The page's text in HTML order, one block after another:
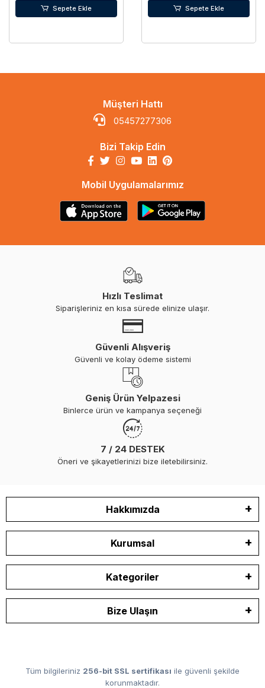
Sepete Ekle Sepete Ekle
Müşteri Hattı
05457277306
Bizi Takip Edin
Mobil Uygulamalarımız
Hızlı Teslimat
Siparişleriniz en kısa sürede elinize ulaşır.
Güvenli Alışveriş
Güvenli ve kolay ödeme sistemi
Geniş Ürün Yelpazesi
Binlerce ürün ve kampanya seçeneği
7 / 24 DESTEK
Öneri ve şikayetlerinizi bize iletebilirsiniz.
Hakkımızda
Kurumsal
Kategoriler
Bize Ulaşın
Tüm bilgileriniz 256-bit SSL sertifikası ile güvenli şekilde
korunmaktadır.